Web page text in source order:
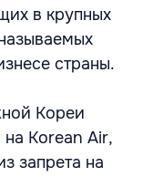
в крупных
страны.
Кореи
Korean Air,
запрета на